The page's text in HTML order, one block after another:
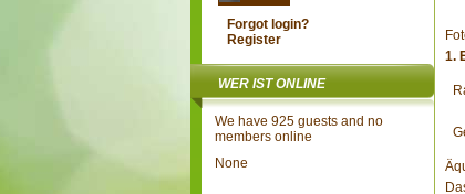
Forgot login?
Register
WER IST ONLINE
We have 925 guests and no
members online
None
1.